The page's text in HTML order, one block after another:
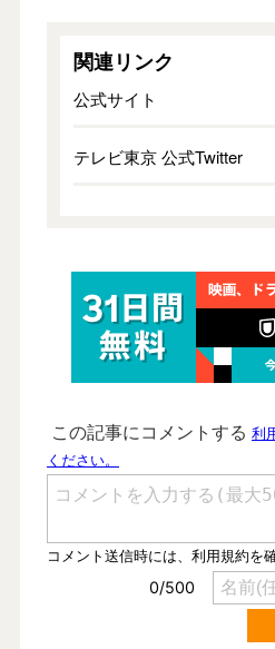
関連リンク
公式サイト
テレビ東京 公式Twitter